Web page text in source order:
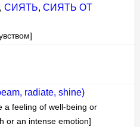
,СИЯТЬ,СИЯТЬ ОТ
radiate, shine)
a feeling of well-being or
or an intense emotion]